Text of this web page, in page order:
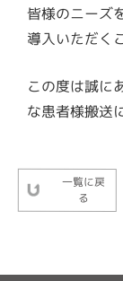
皆様のニーズ
導入いただく
この度は誠に
な患者様搬送
一覧に戻
る